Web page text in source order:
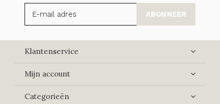
ABONNEER
Klantenservice
Mijn account
Categorieën